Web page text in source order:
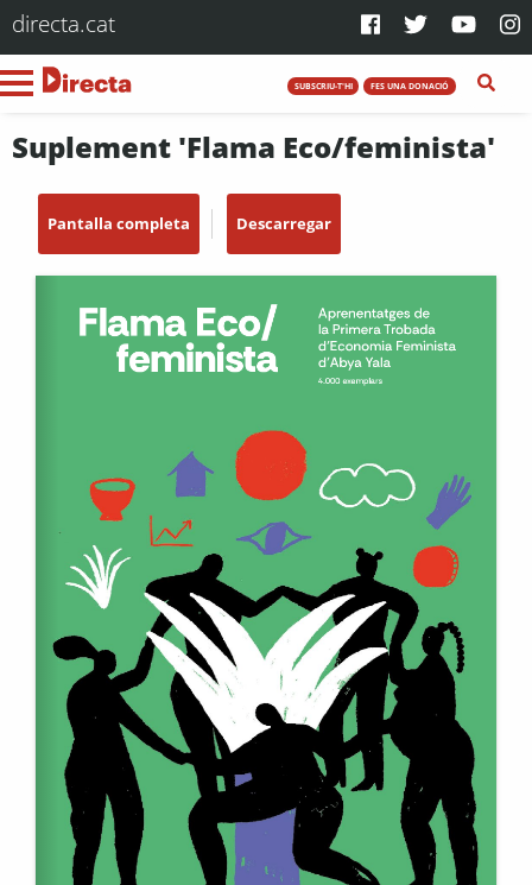
directa.cat
SUBSCRIU-T'HI FES UNA DONACIÓ
Suplement 'Flama Eco/feminista'
Pantalla completa Descarregar